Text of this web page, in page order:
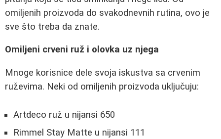
omiljenih proizvoda do svakodnevnih rutina, ovo je
sve što treba da znate.
Omiljeni crveni ruž i olovka uz njega
Mnoge korisnice dele svoja iskustva sa crvenim
ruževima. Neki od omiljenih proizvoda uključuju:
Artdeco ruž u nijansi 650
Rimmel Stay Matte u nijansi 111